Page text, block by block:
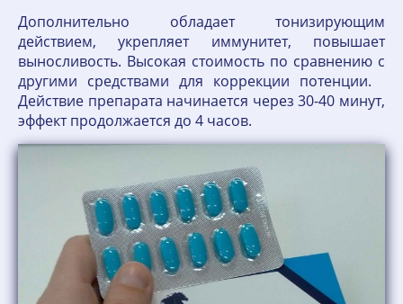
Дополнительно обладает тонизирующим
действием, укрепляет иммунитет, повышает
выносливость. Высокая стоимость по сравнению с
другими средствами для коррекции потенции.
Действие препарата начинается через 30-40 минут,
эффект продолжается до 4 часов.